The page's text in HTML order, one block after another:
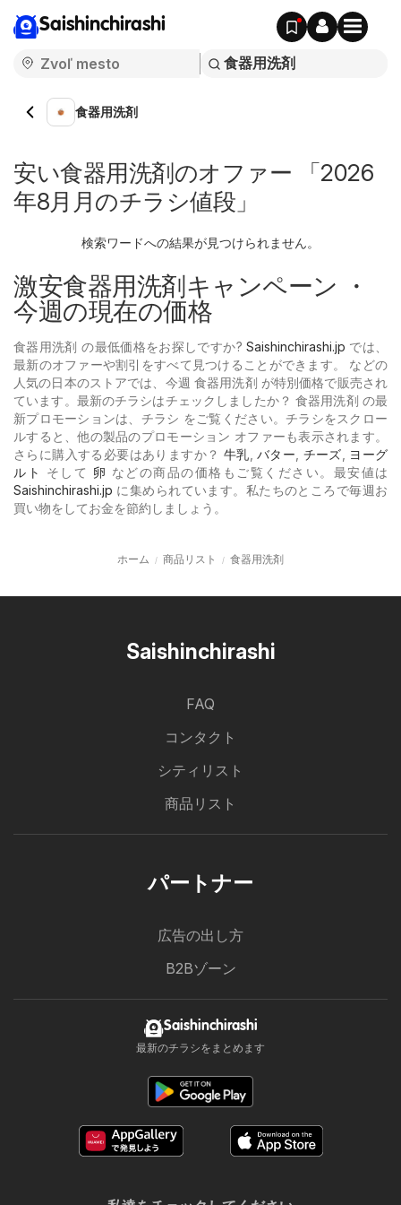
Saishinchirashi
食器用洗剤
安い食器用洗剤のオファー 「2026
年8月月のチラシ値段」
検索ワードへの結果が見つけられません。
激安食器用洗剤キャンペーン ・
今週の現在の価格
食器用洗剤 の最低価格をお探しですか? Saishinchirashi.jp では、
最新のオファーや割引をすべて見つけることができます。 などの
人気の日本のストアでは、今週 食器用洗剤 が特別価格で販売され
ています。最新のチラシはチェックしましたか？ 食器用洗剤 の最
新プロモーションは、チラシ をご覧ください。チラシをスクロー
ルすると、他の製品のプロモーション オファーも表示されます。
さらに購入する必要はありますか？ 牛乳 ,バター チーズ
ヨーグ
ルト
そして 卵 などの商品の価格もご覧ください。最安値は
Saishinchirashi.jp に集められています。私たちのところで毎週お
買い物をしてお金を節約しましょう。
ホーム 商品リスト 食器用洗剤
Saishinchirashi
FAQ
コンタクト
シティリスト
商品リスト
パートナー
広告の出し方
B2Bゾーン
Saishinchirashi
最新のチラシをまとめます